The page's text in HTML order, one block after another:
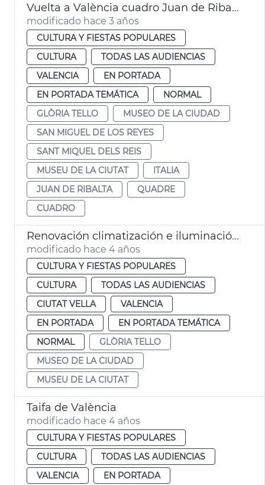
Vuelta a València cuadro Juan de Ribalta
modificado hace 3 años
CULTURA Y FIESTAS POPULARES
CULTURA
TODAS LAS AUDIENCIAS
VALENCIA
EN PORTADA
EN PORTADA TEMÁTICA
NORMAL
GLÒRIA TELLO
MUSEO DE LA CIUDAD
SAN MIGUEL DE LOS REYES
SANT MIQUEL DELS REIS
MUSEU DE LA CIUTAT
ITALIA
JUAN DE RIBALTA
QUADRE
CUADRO
Renovación climatización e iluminación Museo de la Ciudad
modificado hace 4 años
CULTURA Y FIESTAS POPULARES
CULTURA
TODAS LAS AUDIENCIAS
CIUTAT VELLA
VALENCIA
EN PORTADA
EN PORTADA TEMÁTICA
NORMAL
GLÒRIA TELLO
MUSEO DE LA CIUDAD
MUSEU DE LA CIUTAT
Taifa de València
modificado hace 4 años
CULTURA Y FIESTAS POPULARES
CULTURA
TODAS LAS AUDIENCIAS
VALENCIA
EN PORTADA